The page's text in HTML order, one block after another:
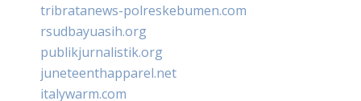
tribratanews-polreskebumen.com
rsudbayuasih.org
publikjurnalistik.org
juneteenthapparel.net
italywarm.com